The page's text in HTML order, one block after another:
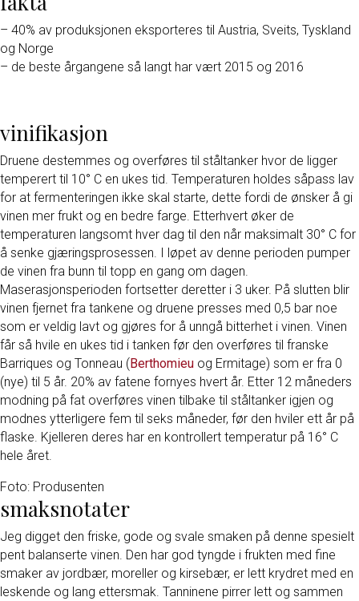
– 40% av produksjonen eksporteres til Austria, Sveits, Tyskland
og Norge
– de beste årgangene så langt har vært 2015 og 2016
vinifikasjon
Druene destemmes og overføres til ståltanker hvor de ligger
temperert til 10° C en ukes tid. Temperaturen holdes såpass lav
for at fermenteringen ikke skal starte, dette fordi de ønsker å gi
vinen mer frukt og en bedre farge. Etterhvert øker de
temperaturen langsomt hver dag til den når maksimalt 30° C for
å senke gjæringsprosessen. I løpet av denne perioden pumper
de vinen fra bunn til topp en gang om dagen.
Maserasjonsperioden fortsetter deretter i 3 uker. På slutten blir
vinen fjernet fra tankene og druene presses med 0,5 bar noe
som er veldig lavt og gjøres for å unngå bitterhet i vinen. Vinen
får så hvile en ukes tid i tanken før den overføres til franske
Barriques og Tonneau (Berthomieu og Ermitage) som er fra 0
(nye) til 5 år. 20% av fatene fornyes hvert år. Etter 12 måneders
modning på fat overføres vinen tilbake til ståltanker igjen og
modnes ytterligere fem til seks måneder, før den hviler ett år på
flaske. Kjelleren deres har en kontrollert temperatur på 16° C
hele året.
Foto: Produsenten
smaksnotater
Jeg digget den friske, gode og svale smaken på denne spesielt
pent balanserte vinen. Den har god tyngde i frukten med fine
smaker av jordbær, moreller og kirsebær, er lett krydret med en
leskende og lang ettersmak. Tanninene pirrer lett og sammen